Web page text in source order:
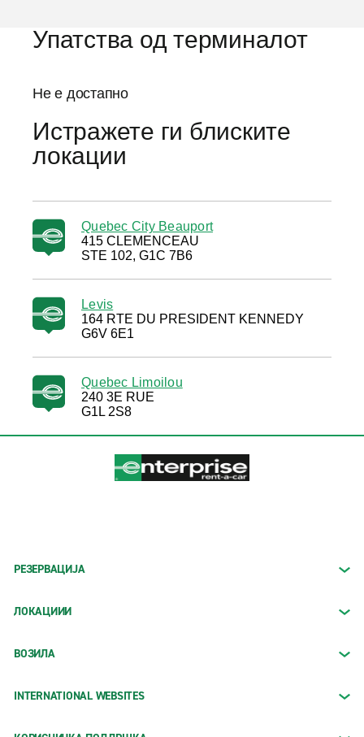
Упатства од терминалот
Не е достапно
Истражете ги блиските
локации
Quebec City Beauport
415 CLEMENCEAU
STE 102, G1C 7B6
Levis
164 RTE DU PRESIDENT KENNEDY
G6V 6E1
Quebec Limoilou
240 3E RUE
G1L 2S8
РЕЗЕРВАЦИЈА
ЛОКАЦИИИ
ВОЗИЛА
INTERNATIONAL WEBSITES